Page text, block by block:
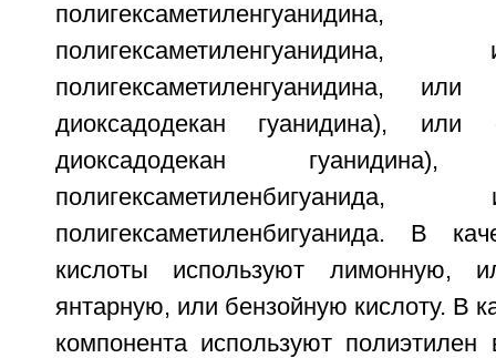
полигексаметиленгуанидина,
диоксадодекан гуанидина),
диоксадодекан
полигексаметиленбигуанида. В
кислоты используют лимонную,
янтарную, или бензойную кислоту. В
компонента используют